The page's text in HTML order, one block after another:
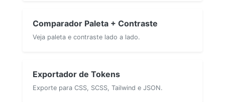
Comparador Paleta + Contraste
Veja paleta e contraste lado a lado.
Exportador de Tokens
Exporte para CSS, SCSS, Tailwind e JSON.